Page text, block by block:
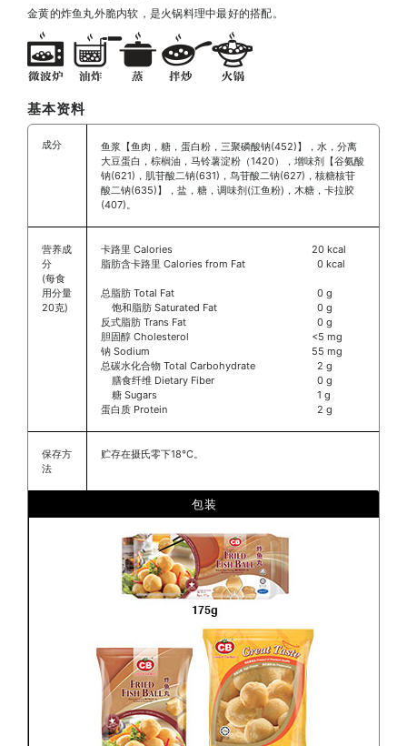
金黄的炸鱼丸外脆内软，是火锅料理中最好的搭配。
基本资料
成分
鱼浆【鱼肉，糖，蛋白粉，三聚磷酸钠(452)】，水，分离
大豆蛋白，棕榈油，马铃薯淀粉（1420），增味剂【谷氨酸
钠(621)，肌苷酸二钠(631)，鸟苷酸二钠(627)，核糖核苷
酸二钠(635)】，盐，糖，调味剂(江鱼粉)，木糖，卡拉胶
(407)。
营养成
分
(每食
用分量
20克)
卡路里 Calories
脂肪含卡路里 Calories from Fat
总脂肪 Total Fat
饱和脂肪 Saturated Fat
反式脂肪 Trans Fat
胆固醇 Cholesterol
钠 Sodium
总碳水化合物 Total Carbohydrate
膳食纤维 Dietary Fiber
糖 Sugars
蛋白质 Protein
20 kcal
0 kcal
0 g
0 g
0 g
<5 mg
55 mg
2 g
0 g
1 g
2 g
保存方
法
贮存在摄氏零下18°C。
包装